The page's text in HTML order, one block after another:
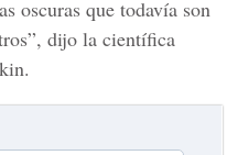
oscuras que todavía son
dijo la científica